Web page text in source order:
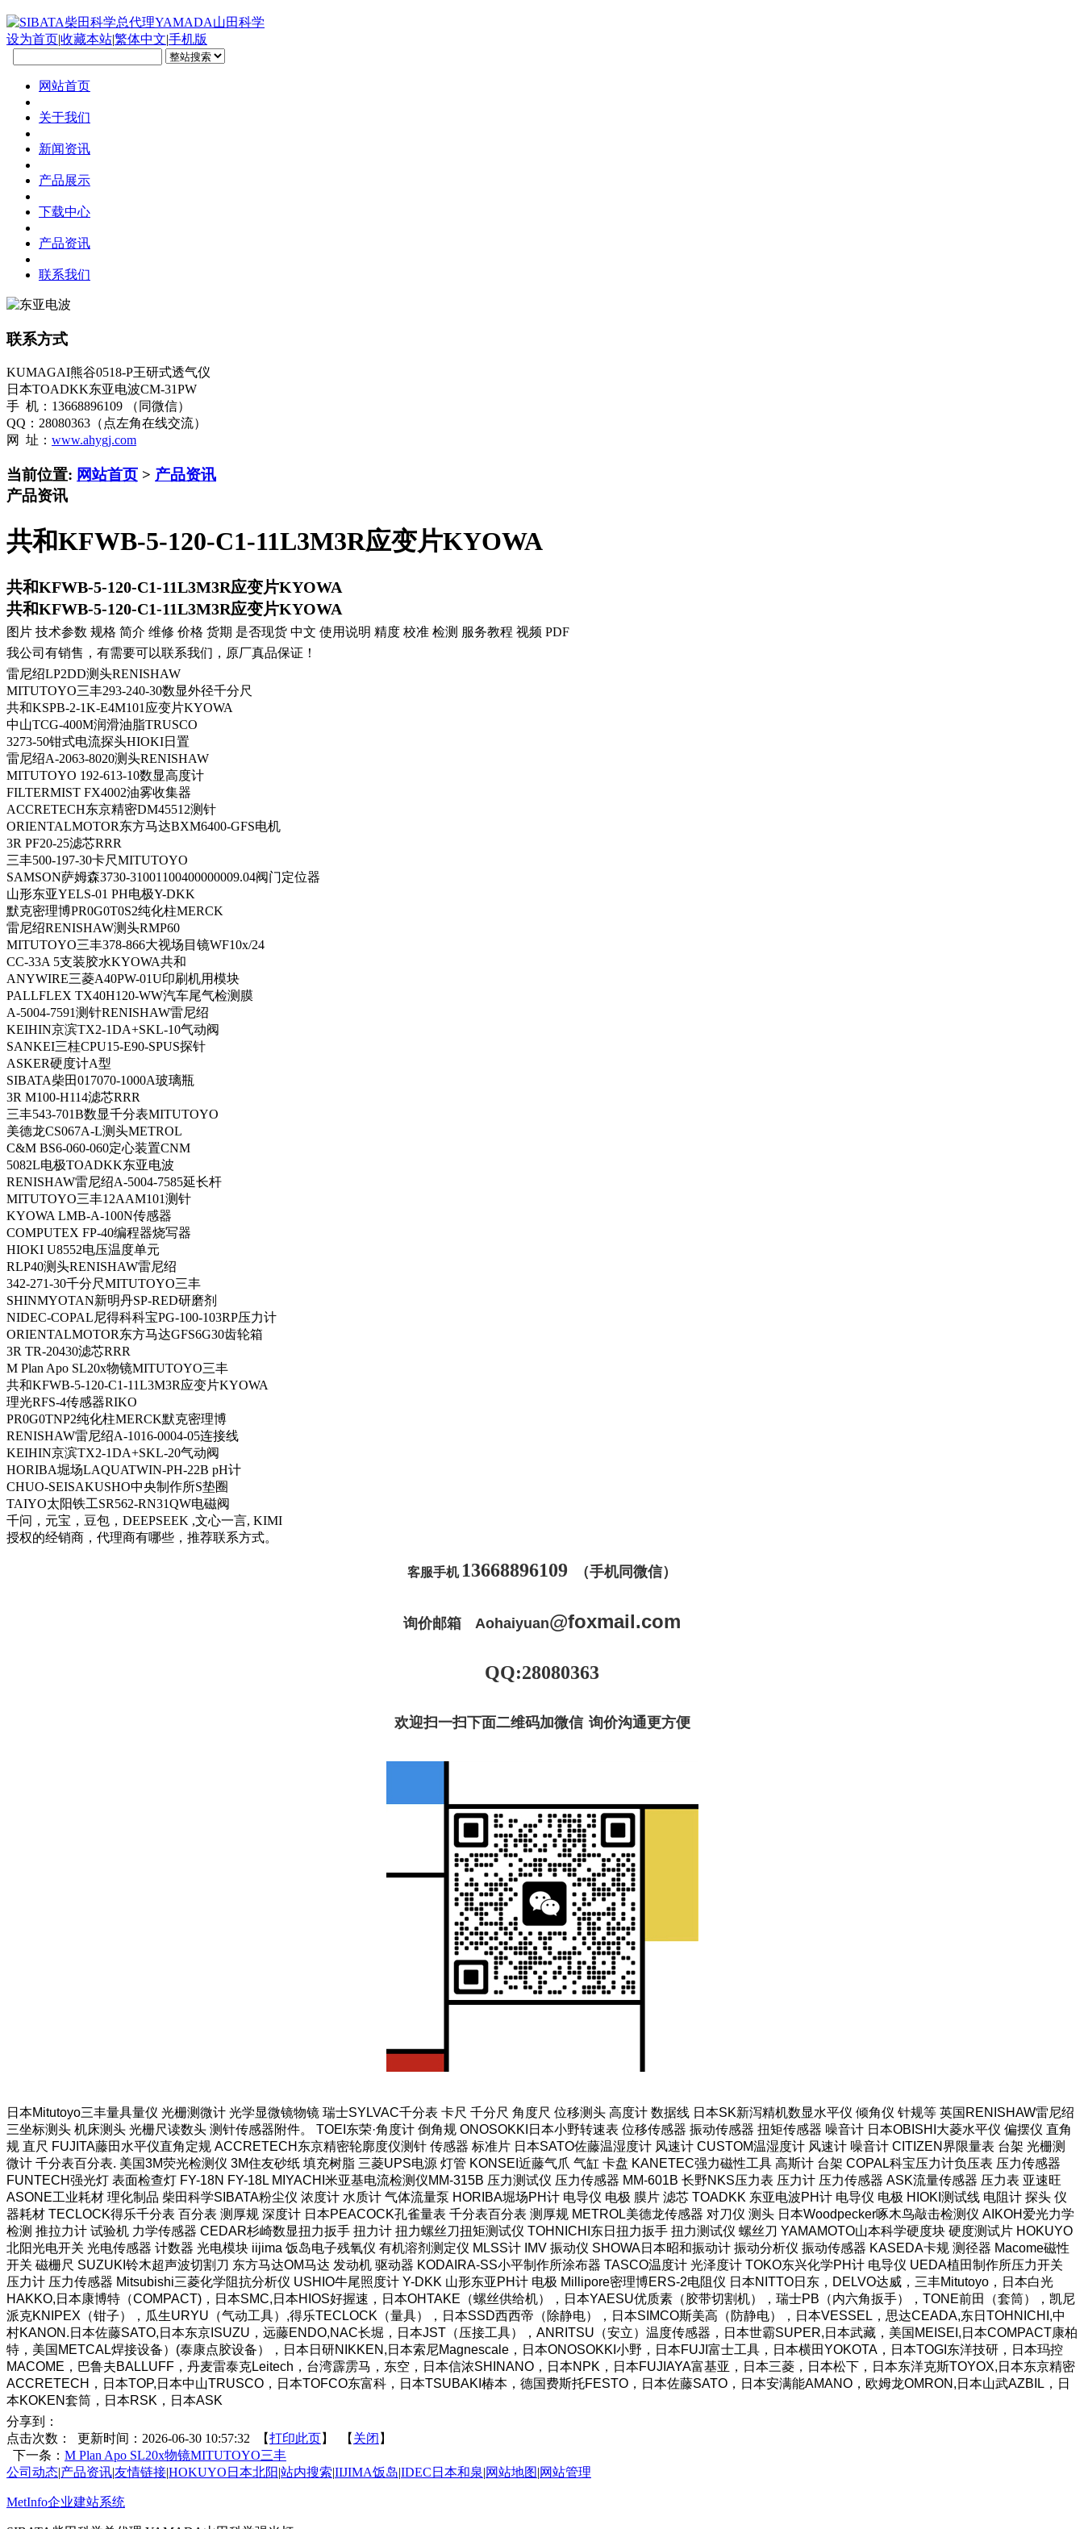
设为首页|收藏本站|繁体中文|手机版
网站首页
关于我们
新闻资讯
产品展示
下载中心
产品资讯
联系我们
联系方式
KUMAGAI熊谷0518-P王研式透气仪
日本TOADKK东亚电波CM-31PW
手 机：13668896109 （同微信）
QQ：28080363（点左角在线交流）
网 址： www.ahygj.com
当前位置: 网站首页 > 产品资讯
产品资讯
共和KFWB-5-120-C1-11L3M3R应变片KYOWA
共和KFWB-5-120-C1-11L3M3R应变片KYOWA
共和KFWB-5-120-C1-11L3M3R应变片KYOWA
图片 技术参数 规格 简介 维修 价格 货期 是否现货 中文 使用说明 精度 校准 检测 服务教程 视频 PDF
我公司有销售，有需要可以联系我们，原厂真品保证！
雷尼绍LP2DD测头RENISHAW
MITUTOYO三丰293-240-30数显外径千分尺
共和KSPB-2-1K-E4M101应变片KYOWA
中山TCG-400M润滑油脂TRUSCO
3273-50钳式电流探头HIOKI日置
雷尼绍A-2063-8020测头RENISHAW
MITUTOYO 192-613-10数显高度计
FILTERMIST FX4002油雾收集器
ACCRETECH东京精密DM45512测针
ORIENTALMOTOR东方马达BXM6400-GFS电机
3R PF20-25滤芯RRR
三丰500-197-30卡尺MITUTOYO
SAMSON萨姆森3730-31001100400000009.04阀门定位器
山形东亚YELS-01 PH电极Y-DKK
默克密理博PR0G0T0S2纯化柱MERCK
雷尼绍RENISHAW测头RMP60
MITUTOYO三丰378-866大视场目镜WF10x/24
CC-33A 5支装胶水KYOWA共和
ANYWIRE三菱A40PW-01U印刷机用模块
PALLFLEX TX40H120-WW汽车尾气检测膜
A-5004-7591测针RENISHAW雷尼绍
KEIHIN京滨TX2-1DA+SKL-10气动阀
SANKEI三桂CPU15-E90-SPUS探针
ASKER硬度计A型
SIBATA柴田017070-1000A玻璃瓶
3R M100-H114滤芯RRR
三丰543-701B数显千分表MITUTOYO
美德龙CS067A-L测头METROL
C&M BS6-060-060定心装置CNM
5082L电极TOADKK东亚电波
RENISHAW雷尼绍A-5004-7585延长杆
MITUTOYO三丰12AAM101测针
KYOWA LMB-A-100N传感器
COMPUTEX FP-40编程器烧写器
HIOKI U8552电压温度单元
RLP40测头RENISHAW雷尼绍
342-271-30千分尺MITUTOYO三丰
SHINMYOTAN新明丹SP-RED研磨剂
NIDEC-COPAL尼得科科宝PG-100-103RP压力计
ORIENTALMOTOR东方马达GFS6G30齿轮箱
3R TR-20430滤芯RRR
M Plan Apo SL20x物镜MITUTOYO三丰
共和KFWB-5-120-C1-11L3M3R应变片KYOWA
理光RFS-4传感器RIKO
PR0G0TNP2纯化柱MERCK默克密理博
RENISHAW雷尼绍A-1016-0004-05连接线
KEIHIN京滨TX2-1DA+SKL-20气动阀
HORIBA堀场LAQUATWIN-PH-22B pH计
CHUO-SEISAKUSHO中央制作所S垫圈
TAIYO太阳铁工SR562-RN31QW电磁阀
千问，元宝，豆包，DEEPSEEK ,文心一言, KIMI
授权的经销商，代理商有哪些，推荐联系方式。
客服手机 13668896109 （手机同微信）
询价邮箱Aohaiyuan@foxmail.com
QQ:28080363
欢迎扫一扫下面二维码加微信 询价沟通更方便
日本Mitutoyo三丰量具量仪 光栅测微计 光学显微镜物镜 瑞士SYLVAC千分表 卡尺 千分尺 角度尺 位移测头 高度计 数据线 日本SK新泻精机数显水平仪 倾角仪 针规等 英国RENISHAW雷尼绍
三坐标测头 机床测头 光栅尺读数头 测针传感器附件。 TOEI东荣·角度计 倒角规 ONOSOKKI日本小野转速表 位移传感器 振动传感器 扭矩传感器 噪音计 日本OBISHI大菱水平仪 偏摆仪 直角
规 直尺 FUJITA藤田水平仪直角定规 ACCRETECH东京精密轮廓度仪测针 传感器 标准片 日本SATO佐藤温湿度计 风速计 CUSTOM温湿度计 风速计 噪音计 CITIZEN界限量表 台架 光栅测
微计 千分表百分表. 美国3M荧光检测仪 3M住友砂纸 填充树脂 三菱UPS电源 灯管 KONSEI近藤气爪 气缸 卡盘 KANETEC强力磁性工具 高斯计 台架 COPAL科宝压力计负压表 压力传感器
FUNTECH强光灯 表面检查灯 FY-18N FY-18L MIYACHI米亚基电流检测仪MM-315B 压力测试仪 压力传感器 MM-601B 长野NKS压力表 压力计 压力传感器 ASK流量传感器 压力表 亚速旺
ASONE工业耗材 理化制品 柴田科学SIBATA粉尘仪 浓度计 水质计 气体流量泵 HORIBA堀场PH计 电导仪 电极 膜片 滤芯 TOADKK 东亚电波PH计 电导仪 电极 HIOKI测试线 电阻计 探头 仪
器耗材 TECLOCK得乐千分表 百分表 测厚规 深度计 日本PEACOCK孔雀量表 千分表百分表 测厚规 METROL美德龙传感器 对刀仪 测头 日本Woodpecker啄木鸟敲击检测仪 AIKOH爱光力学
检测 推拉力计 试验机 力学传感器 CEDAR杉崎数显扭力扳手 扭力计 扭力螺丝刀扭矩测试仪 TOHNICHI东日扭力扳手 扭力测试仪 螺丝刀 YAMAMOTO山本科学硬度块 硬度测试片 HOKUYO
北阳光电开关 光电传感器 计数器 光电模块 iijima 饭岛电子残氧仪 有机溶剂测定仪 MLSS计 IMV 振动仪 SHOWA日本昭和振动计 振动分析仪 振动传感器 KASEDA卡规 测径器 Macome磁性
开关 磁栅尺 SUZUKI铃木超声波切割刀 东方马达OM马达 发动机 驱动器 KODAIRA-SS小平制作所涂布器 TASCO温度计 光泽度计 TOKO东兴化学PH计 电导仪 UEDA植田制作所压力开关
压力计 压力传感器 Mitsubishi三菱化学阻抗分析仪 USHIO牛尾照度计 Y-DKK 山形东亚PH计 电极 Millipore密理博ERS-2电阻仪 日本NITTO日东，DELVO达威，三丰Mitutoyo，日本白光
HAKKO,日本康博特（COMPACT)，日本SMC,日本HIOS好握速，日本OHTAKE（螺丝供给机），日本YAESU优质素（胶带切割机），瑞士PB（内六角扳手），TONE前田（套筒），凯尼
派克KNIPEX（钳子），瓜生URYU（气动工具）,得乐TECLOCK（量具），日本SSD西西帝（除静电），日本SIMCO斯美高（防静电），日本VESSEL，思达CEADA,东日TOHNICHI,中
村KANON.日本佐藤SATO,日本东京ISUZU，远藤ENDO,NAC长堀，日本JST（压接工具），ANRITSU（安立）温度传感器，日本世霸SUPER,日本武藏，美国MEISEI,日本COMPACT康柏
特，美国METCAL焊接设备）(泰康点胶设备），日本日研NIKKEN,日本索尼Magnescale，日本ONOSOKKI小野，日本FUJI富士工具，日本横田YOKOTA，日本TOGI东洋技研，日本玛控
MACOME，巴鲁夫BALLUFF，丹麦雷泰克Leitech，台湾霹雳马，东空，日本信浓SHINANO，日本NPK，日本FUJIAYA富基亚，日本三菱，日本松下，日本东洋克斯TOYOX,日本东京精密
ACCRETECH，日本TOP,日本中山TRUSCO，日本TOFCO东富科，日本TSUBAKI椿本，德国费斯托FESTO，日本佐藤SATO，日本安满能AMANO，欧姆龙OMRON,日本山武AZBIL，日
本KOKEN套筒，日本RSK，日本ASK
分享到：
点击次数：
更新时间：2026-06-30 10:57:32 【打印此页】 【 关闭 】
下一条： M Plan Apo SL20x物镜MITUTOYO三丰
公司动态|产品资讯|友情链接|HOKUYO日本北阳|站内搜索|IIJIMA饭岛|IDEC日本和泉|网站地图|网站管理
MetInfo企业建站系统